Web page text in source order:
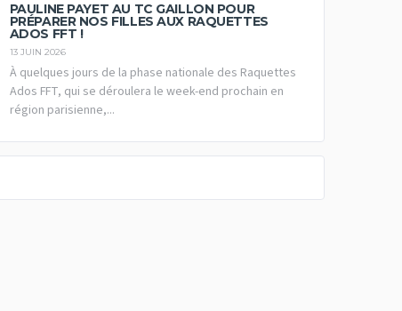
PAULINE PAYET AU TC GAILLON POUR
PRÉPARER NOS FILLES AUX RAQUETTES
ADOS FFT !
13 JUIN 2026
À quelques jours de la phase nationale des Raquettes
Ados FFT, qui se déroulera le week-end prochain en
région parisienne,...